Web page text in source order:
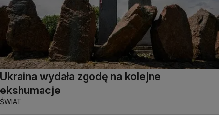
Ukraina wydała zgodę na kolejne
ekshumacje
ŚWIAT